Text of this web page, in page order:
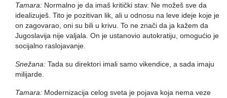
Tamara: Normalno je da imaš kritički stav. Ne možeš sve da
idealizuješ. Tito je pozitivan lik, ali u odnosu na leve ideje koje je
on zagovarao, oni su bili u krivu. To ne znači da ja kažem da
Jugoslavija nije valjala. On je ustanovio autokratiju, omogućio je
socijalno raslojavanje.
Snežana: Tada su direktori imali samo vikendice, a sada imaju
milijarde.
Tamara: Modernizacija celog sveta je pojava koja nema veze